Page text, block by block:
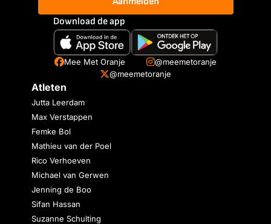
Download de app
Mee Met Oranje
@meemetoranje
@meemetoranje
Atleten
Jutta Leerdam
Max Verstappen
Femke Bol
Mathieu van der Poel
Rico Verhoeven
Michael van Gerwen
Jenning de Boo
Sifan Hassan
Suzanne Schulting